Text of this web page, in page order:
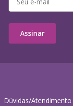
Dúvidas/Atendimento
Assinar